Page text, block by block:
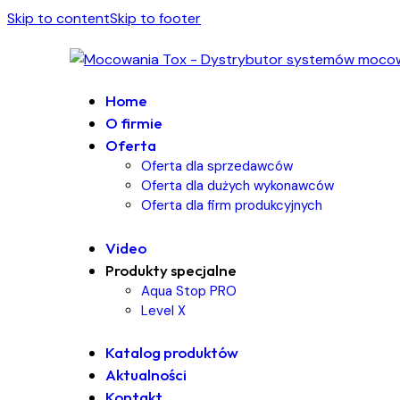
Skip to contentSkip to footer
Home
O firmie
Oferta
Oferta dla sprzedawców
Oferta dla dużych wykonawców
Oferta dla firm produkcyjnych
Video
Produkty specjalne
Aqua Stop PRO
Level X
Katalog produktów
Aktualności